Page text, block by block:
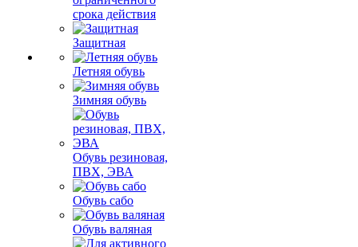
срока действия
Защитная
Летняя обувь
Зимняя обувь
Обувь резиновая,
ПВХ, ЭВА
Обувь сабо
Обувь валяная